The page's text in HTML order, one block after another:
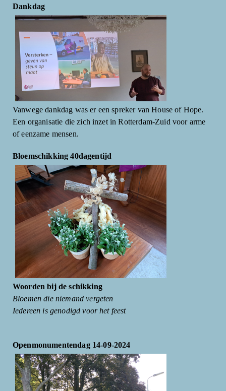
Dankdag
Vanwege dankdag was er een spreker van House of Hope.
Een organisatie die zich inzet in Rotterdam-Zuid voor arme
of eenzame mensen.
Bloemschikking 40dagentijd
Woorden bij de schikking
Bloemen die niemand vergeten
Iedereen is genodigd voor het feest
Openmonumentendag 14-09-2024